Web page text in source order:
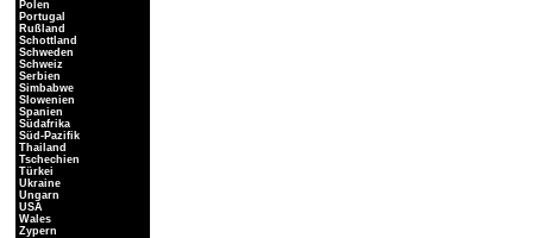
Polen
Portugal
Rußland
Schottland
Schweden
Schweiz
Serbien
Simbabwe
Slowenien
Spanien
Südafrika
Süd-Pazifik
Thailand
Tschechien
Türkei
Ukraine
Ungarn
USA
Wales
Zypern